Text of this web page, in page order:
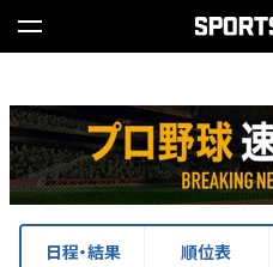
日程・結果 順位表